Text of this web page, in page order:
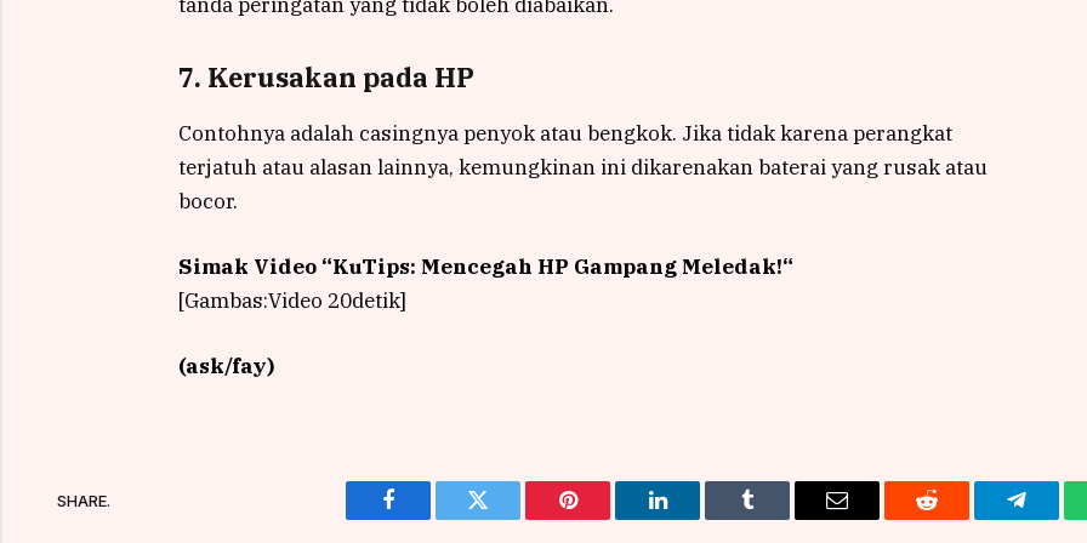
7. Kerusakan pada HP
Contohnya adalah casingnya penyok atau bengkok. Jika tidak karena perangkat
terjatuh atau alasan lainnya, kemungkinan ini dikarenakan baterai yang rusak atau
bocor.
Simak Video “KuTips: Mencegah HP Gampang Meledak!“
[Gambas:Video 20detik]
(ask/fay)
SHARE.
Facebook Twitter Pinterest LinkedIn Tumblr Email Reddit